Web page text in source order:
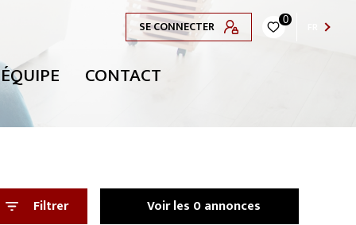
SE CONNECTER 0
CONTACT
Filtrer Voir les 0annonces